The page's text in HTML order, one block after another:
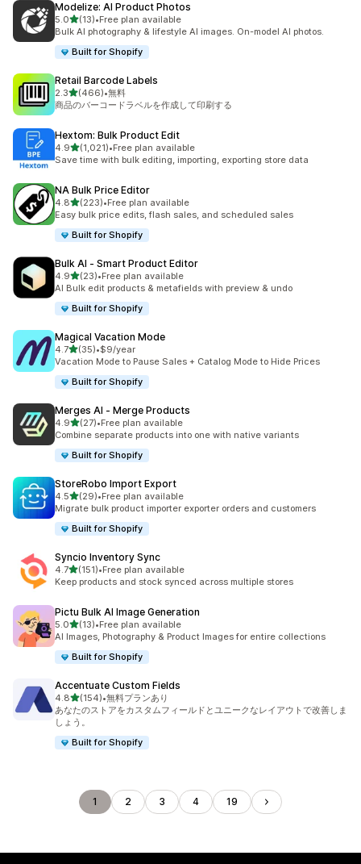
Modelize: AI Product Photos
5.05つ星中
(13)
合計レビュー数：13件
•Free plan available
Bulk AI photography & lifestyle AI images. On-model AI photos.
Built for Shopify
Retail Barcode Labels
2.35つ星中
(466)
合計レビュー数：466件
•無料
商品のバーコードラベルを作成して印刷する
Hextom: Bulk Product Edit
4.95つ星中
(1,021)
合計レビュー数：1021件
•Free plan available
Save time with bulk editing, importing, exporting store data
NA Bulk Price Editor
4.85つ星中
(223)
合計レビュー数：223件
•Free plan available
Easy bulk price edits, flash sales, and scheduled sales
Built for Shopify
Bulk AI ‑ Smart Product Editor
4.95つ星中
(23)
合計レビュー数：23件
•Free plan available
AI Bulk edit products & metafields with preview & undo
Built for Shopify
Magical Vacation Mode
4.75つ星中
(35)
合計レビュー数：35件
•$9/year
Vacation Mode to Pause Sales + Catalog Mode to Hide Prices
Built for Shopify
Merges AI ‑ Merge Products
4.95つ星中
(27)
合計レビュー数：27件
•Free plan available
Combine separate products into one with native variants
Built for Shopify
StoreRobo Import Export
4.55つ星中
(29)
合計レビュー数：29件
•Free plan available
Migrate bulk product importer exporter orders and customers
Built for Shopify
Syncio Inventory Sync
4.75つ星中
(151)
合計レビュー数：151件
•Free plan available
Keep products and stock synced across multiple stores
Pictu Bulk AI Image Generation
5.05つ星中
(13)
合計レビュー数：13件
•Free plan available
AI Images, Photography & Product Images for entire collections
Built for Shopify
Accentuate Custom Fields
4.85つ星中
(154)
合計レビュー数：154件
•無料プランあり
あなたのストアをカスタムフィールドとユニークなレイアウトで改善しま
しょう。
Built for Shopify
1 2 3 4 19